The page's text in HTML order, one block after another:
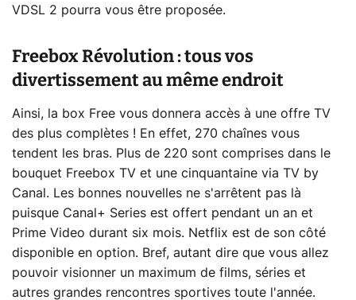
VDSL 2 pourra vous être proposée.
Freebox Révolution : tous vos
divertissement au même endroit
Ainsi, la box Free vous donnera accès à une offre TV
des plus complètes ! En effet, 270 chaînes vous
tendent les bras. Plus de 220 sont comprises dans le
bouquet Freebox TV et une cinquantaine via TV by
Canal. Les bonnes nouvelles ne s'arrêtent pas là
puisque Canal+ Series est offert pendant un an et
Prime Video durant six mois. Netflix est de son côté
disponible en option. Bref, autant dire que vous allez
pouvoir visionner un maximum de films, séries et
autres grandes rencontres sportives toute l'année.